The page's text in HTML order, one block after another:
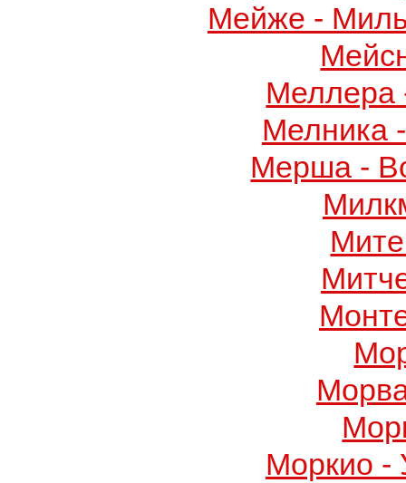
Мейже -
Меллера
Мелника
Мерша -
Моркио -